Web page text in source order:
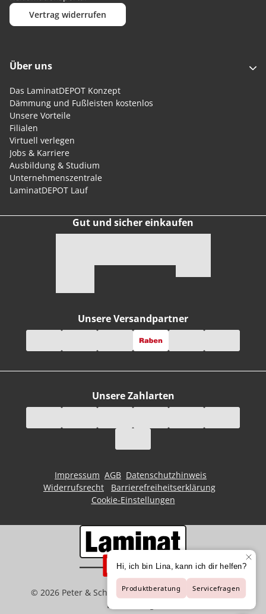
Vertrag widerrufen
Über uns
Das LaminatDEPOT Konzept
Dämmung und Fußleisten kostenlos
Unsere Vorteile
Filialen
Virtuell verlegen
Jobs & Karriere
Ausbildung & Studium
Unternehmenszentrale
LaminatDEPOT Lauf
Gut und sicher einkaufen
Unsere Zahlarten
Unsere Versandpartner
Impressum AGB Datenschutzhinweis
Widerrufsrecht
Barrierefreiheitserklärung
Cookie-Einstellungen
© 2026 Peter & Schaffart GmbH | Der Spezialist für
Bodenbeläge